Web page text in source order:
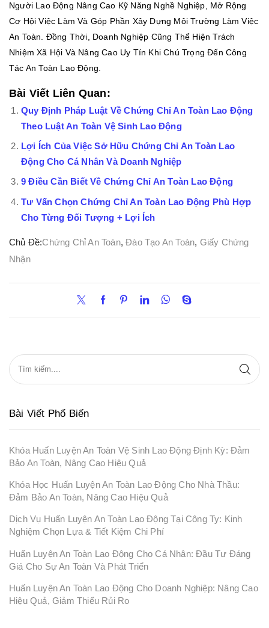
Người Lao Động Nâng Cao Kỹ Năng Nghề Nghiệp, Mở Rộng
Cơ Hội Việc Làm Và Góp Phần Xây Dựng Môi Trường Làm Việc
An Toàn. Đồng Thời, Doanh Nghiệp Cũng Thể Hiện Trách
Nhiệm Xã Hội Và Nâng Cao Uy Tín Khi Chú Trọng Đến Công
Tác An Toàn Lao Động.
Bài Viết Liên Quan:
Quy Định Pháp Luật Về Chứng Chỉ An Toàn Lao Động
Theo Luật An Toàn Vệ Sinh Lao Động
Lợi Ích Của Việc Sở Hữu Chứng Chỉ An Toàn Lao
Động Cho Cá Nhân Và Doanh Nghiệp
9 Điều Cần Biết Về Chứng Chỉ An Toàn Lao Động
Tư Vấn Chọn Chứng Chỉ An Toàn Lao Động Phù Hợp
Cho Từng Đối Tượng + Lợi Ích
Chủ Đề:Chứng Chỉ An Toàn,Đào Tạo An Toàn, Giấy Chứng
Nhận
Bài Viết Phổ Biến
Khóa Huấn Luyện An Toàn Vệ Sinh Lao Động Định Kỳ: Đảm
Bảo An Toàn, Nâng Cao Hiệu Quả
Khóa Học Huấn Luyện An Toàn Lao Động Cho Nhà Thầu:
Đảm Bảo An Toàn, Nâng Cao Hiệu Quả
Dịch Vụ Huấn Luyện An Toàn Lao Động Tại Công Ty: Kinh
Nghiệm Chọn Lựa & Tiết Kiệm Chi Phí
Huấn Luyện An Toàn Lao Động Cho Cá Nhân: Đầu Tư Đáng
Giá Cho Sự An Toàn Và Phát Triển
Huấn Luyện An Toàn Lao Động Cho Doanh Nghiệp: Nâng Cao
Hiệu Quả, Giảm Thiểu Rủi Ro